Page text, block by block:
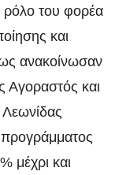
ρόλο του φορέα
και
ανακοίνωσαν
Αγοραστός και
μέχρι και